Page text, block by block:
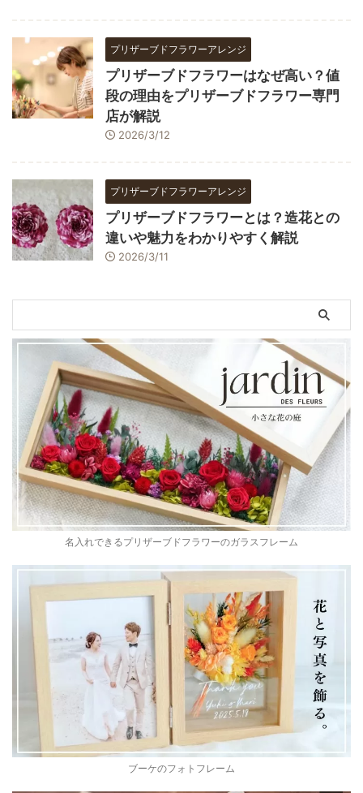
プリザーブドフラワーアレンジ
プリザーブドフラワーはなぜ高い？値
段の理由をプリザーブドフラワー専門
店が解説
2026/3/12
プリザーブドフラワーアレンジ
プリザーブドフラワーとは？造花との
違いや魅力をわかりやすく解説
2026/3/11
名入れできるプリザーブドフラワーのガラスフレーム
ブーケのフォトフレーム